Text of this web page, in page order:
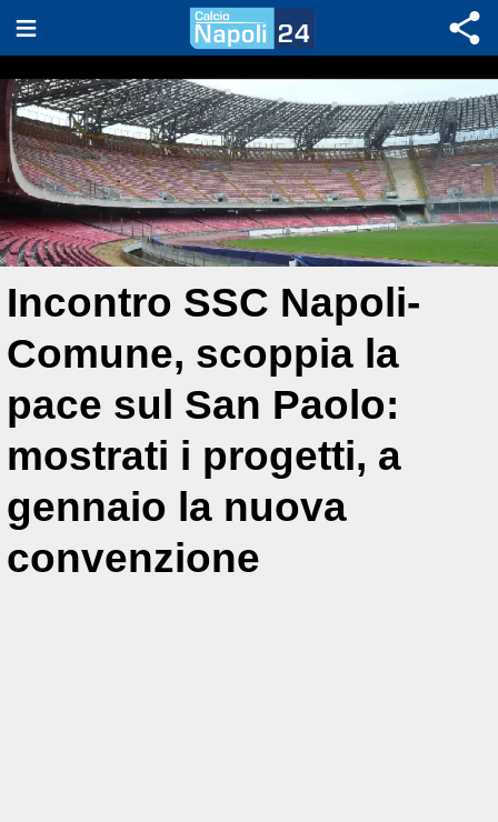
Incontro SSC Napoli-
Comune, scoppia la
pace sul San Paolo:
mostrati i progetti, a
gennaio la nuova
convenzione